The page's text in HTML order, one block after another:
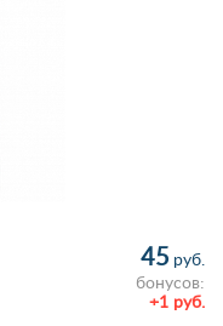
45 руб.
бонусов:
+1 руб.